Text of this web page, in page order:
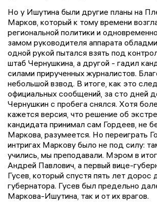
Но у Ишутина были другие планы на
Марков, который к тому времени
региональной политики и
замом руководителя аппарата
одной рукой пытался взять под
штаб Чернушкина, а другой - гадил
силами прирученных журналистов.
небольшой взвод. В итоге, как это
официальных сообщений, за сто дней
Чернушкин с пробега снялся. Хотя
кажется версия, что решение об
кандидата принимал сам Гордеев, не
Маркова, разумеется. Но переиграть
интригах Маркову было не под силу:
учились, мы преподавали. Мэром в
Андрей Павлович, а первый вице-
Гусев, который спустя пять лет
губернатора. Гусев был предельно
Маркова-Ишутина, так и от их врагов.